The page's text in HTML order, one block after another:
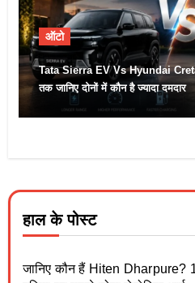
ऑटो
Tata Sierra EV Vs Hyundai
तक जानिए दोनों में कौन है ज्यादा दमदार
हाल के पोस्ट
जानिए कौन हैं Hiten Dharpure?